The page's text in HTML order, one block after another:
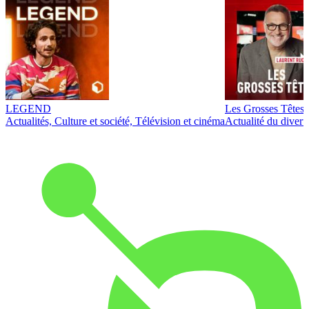
LEGEND
Actualités, Culture et société, Télévision et cinéma
Les Grosses Têtes
Actualité du